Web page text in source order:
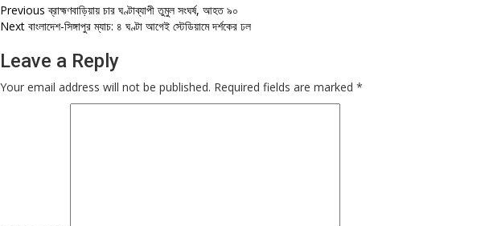
Post
navigation
Previous ব্রাহ্মণবাড়িয়ায় চার ঘণ্টাব্যাপী তুমুল সংঘর্ষ, আহত ৯০
Next বাংলাদেশ-সিঙ্গাপুর ম্যাচ: ৪ ঘণ্টা আগেই স্টেডিয়ামে দর্শকের ঢল
Leave a Reply
Your email address will not be published. Required fields are marked *